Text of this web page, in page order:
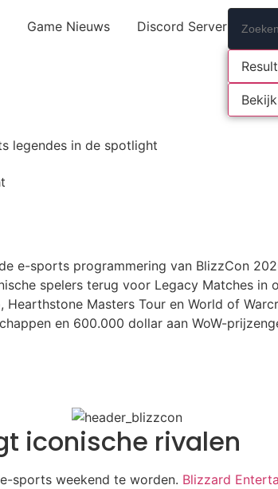
Game Nieuws Discord Server
legendes in de spotlight
e-sports programmering van BlizzCon
spelers terug voor Legacy Matches
Masters Tour en World of
en 600.000 dollar aan WoW-
iconische rivalen
sports weekend te worden. Blizzard